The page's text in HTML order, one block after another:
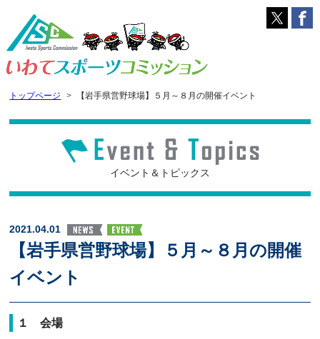
トップページ 【岩手県営野球場】５月～８月の開催イベント
イベント＆トピックス
2021.04.01
【岩手県営野球場】５月～８月の開催
イベント
１ 会場